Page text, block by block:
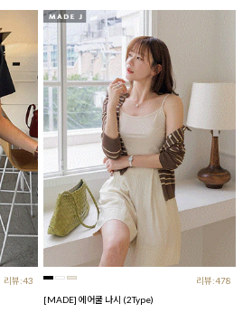
리뷰:43
리뷰:478
[MADE] 에어쿨 나시 (2Type)